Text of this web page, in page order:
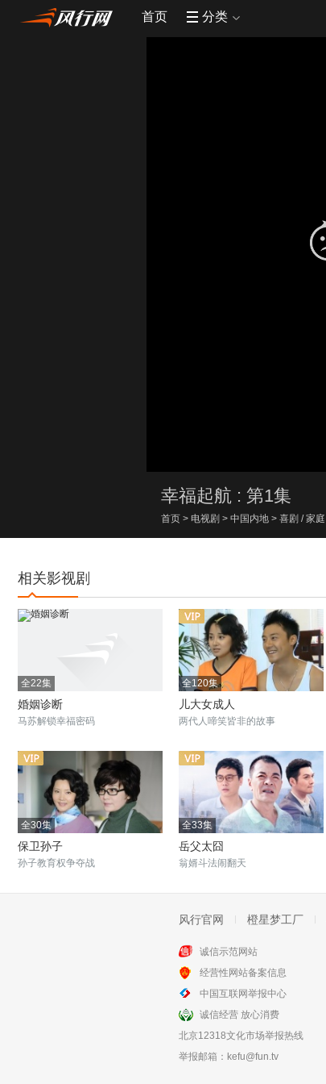
首页 分类
幸福起航 : 第1集
首页 > 电视剧 > 中国内地 > 喜剧 / 家庭
相关影视剧
全22集
婚姻诊断
马苏解锁幸福密码
全120集
儿大女成人
两代人啼笑皆非的故事
全30集
保卫孙子
孙子教育权争夺战
全33集
岳父太囧
翁婿斗法闹翻天
全40集
我的岳父会武术
风行官网 橙星梦工厂
诚信示范网站
经营性网站备案信息
中国互联网举报中心
诚信经营 放心消费
北京12318文化市场举报热线
举报邮箱： kefu@fun.tv